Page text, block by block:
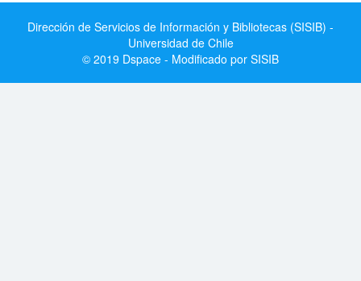
Dirección de Servicios de Información y Bibliotecas (SISIB) -
Universidad de Chile
© 2019 Dspace - Modificado por SISIB